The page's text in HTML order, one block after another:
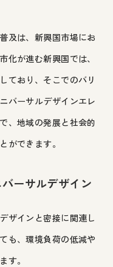
及は、新興国市場にお
化が進む新興国では、
ており、そこでのバリ
バーサルデザインエレ
、地域の発展と社会的
ができます。
ーサルデザイン
ザインと密接に関連し
も、環境負荷の低減や
す。